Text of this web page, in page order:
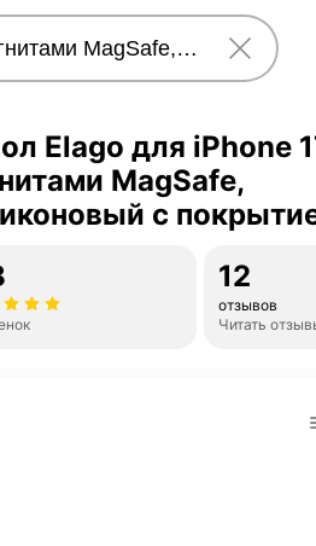
Elago для iPhone
MagSafe,
с
12
отзывов
Читать